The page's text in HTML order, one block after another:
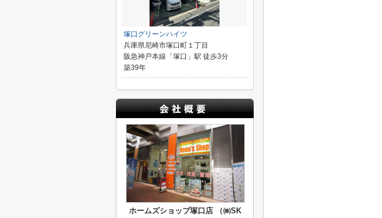
塚口グリーンハイツ
兵庫県尼崎市塚口町１丁目
阪急神戸本線「塚口」駅 徒歩3分
築39年
ホームズショップ塚口店 （㈱SK